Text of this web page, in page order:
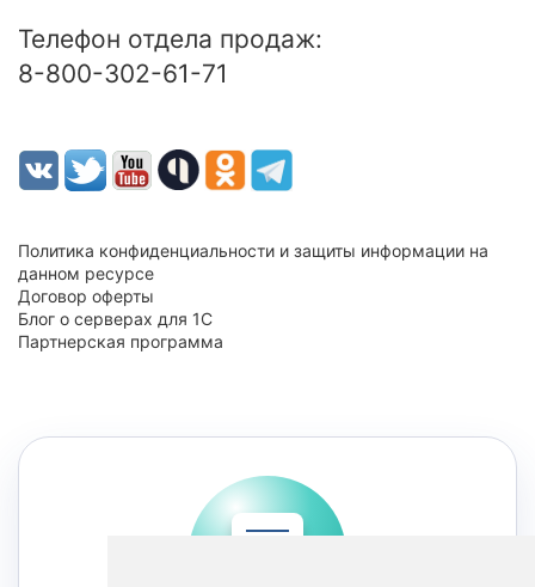
Телефон отдела продаж:
8-800-302-61-71
Политика конфиденциальности и защиты информации на
данном ресурсе
Договор оферты
Блог о серверах для 1С
Партнерская программа